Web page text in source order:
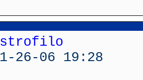
06 19:28